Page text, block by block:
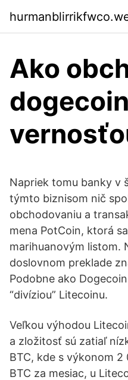
Ako
Napriek tomu banky v
týmto biznisom nič
obchodovaniu a
mena PotCoin, ktorá
marihuanovým listom.
doslovnom preklade
Podobne ako
“divíziou” Litecoinu.
Veľkou výhodou
a zložitosť sú zatiaľ
BTC, kde s výkonom
BTC za mesiac, u